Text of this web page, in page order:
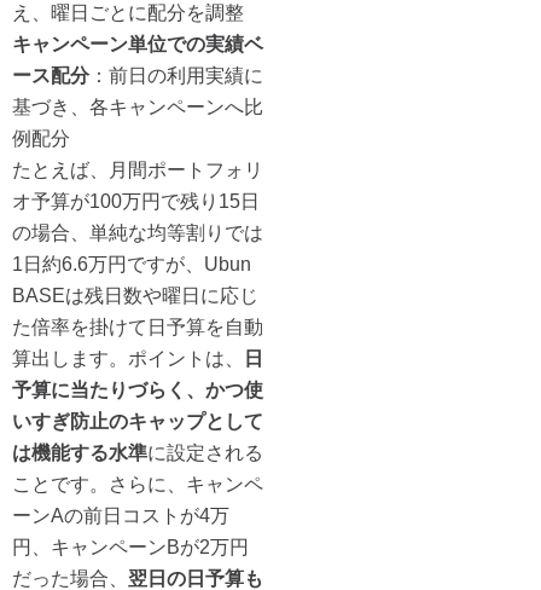
え、曜日ごとに配分を調整
キャンペーン単位での実績ベ
ース配分：前日の利用実績に
基づき、各キャンペーンへ比
例配分
たとえば、月間ポートフォリ
オ予算が100万円で残り15日
の場合、単純な均等割りでは
1日約6.6万円ですが、Ubun
BASEは残日数や曜日に応じ
た倍率を掛けて日予算を自動
算出します。ポイントは、
日
予算に当たりづらく、かつ使
いすぎ防止のキャップとして
は機能する水準に設定される
ことです。さらに、キャンペ
ーンAの前日コストが4万
円、キャンペーンBが2万円
だった場合、 翌日の日予算も